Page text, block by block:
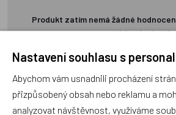
Produkt zatím nemá žádné
produkt ohodnotí!
Přidat hodnocení
Nastavení souhlasu s
Abychom vám usnadnili procházení
přizpůsobený obsah nebo reklamu a
analyzovat návštěvnost, využíváme